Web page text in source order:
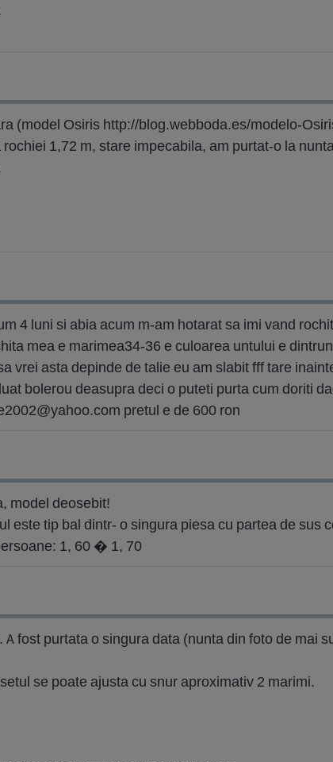
(model Osiris http://blog.webboda.es/modelo-
1,72 m, stare impecabila, am purtat-o la
4 luni si abia acum m-am hotarat sa imi vand
mea e marimea34-36 e culoarea untului e
vrei asta depinde de talie eu am slabit fff tare
bolerou deasupra deci o puteti purta cum doriti
pretul e de 600 ron
model deosebit!
este tip bal dintr- o singura piesa cu partea de sus
1, 60 � 1, 70
fost purtata o singura data (nunta din foto de mai
se poate ajusta cu snur aproximativ 2 marimi.